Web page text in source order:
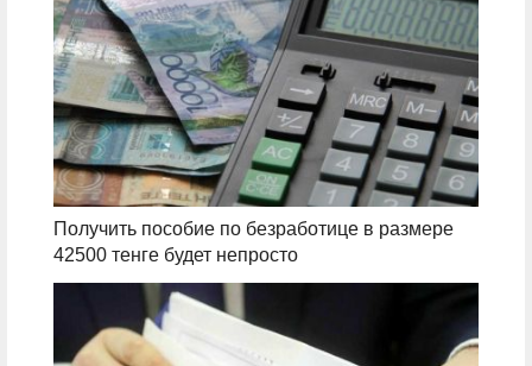
Получить пособие по безработице в размере
42500 тенге будет непросто